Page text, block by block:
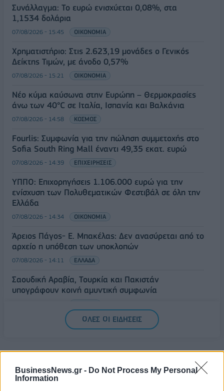
BusinessNews.gr - Do Not Process My Personal
Information
Συνάλλαγμα: Το ευρώ ενισχύεται 0,08%, στα
1,1534 δολάρια
07/08/2026 - 15:45 ΟΙΚΟΝΟΜΙΑ
Χρηματιστήριο: Στις 2.623,19 μονάδες ο Γενικός
Δείκτης Τιμών, με άνοδο 0,57%
07/08/2026 - 15:21 ΟΙΚΟΝΟΜΙΑ
Νέο κύμα καύσωνα στην Ευρώπη – Θερμοκρασίες
άνω των 40°C σε Ιταλία, Ισπανία και Βαλκάνια
07/08/2026 - 14:58 ΚΟΣΜΟΣ
Fourlis: Συμφωνία για την πώληση συμμετοχής στο
Sofia South Ring Mall έναντι 49,35 εκατ. ευρώ
07/08/2026 - 14:39 ΕΠΙΧΕΙΡΗΣΕΙΣ
ΥΠΠΟ: Επιχορηγήσεις 1.106.000 ευρώ για την
ενίσχυση των Πολυθεματικών Φεστιβάλ σε όλη την
Ελλάδα
07/08/2026 - 14:34 ΟΙΚΟΝΟΜΙΑ
Άρειος Πάγος- Ε. Μπακέλας: Δεν ανασύρεται από το
αρχείο η υπόθεση των υποκλοπών
07/08/2026 - 14:11 ΕΛΛΑΔΑ
Σαουδική Αραβία, Τουρκία και Πακιστάν
υπογράφουν κοινή αμυντική συμφωνία
ΟΛΕΣ ΟΙ ΕΙΔΗΣΕΙΣ